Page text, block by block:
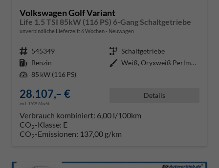
Volkswagen Golf Variant
Life 1.5 TSI 85kW (116 PS) 6-Gang Schaltgetriebe
unverbindliche Lieferzeit: 6 Wochen Neuwagen
Fahrzeugnr. 545349 Getriebe Schaltgetriebe
Kraftstoff Benzin Außenfarbe
Weiß, Oryxweiß Perlmutteffekt
Leistung 85 kW (116 PS)
28.107,– €
incl. 19% MwSt.
Details
Verbrauch kombiniert: 6,00 l/100km
CO2-Klasse: E
CO2-Emissionen: 137,00 g/km